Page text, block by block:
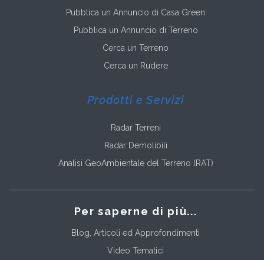
Pubblica un Annuncio di Casa Green
Pubblica un Annuncio di Terreno
Cerca un Terreno
Cerca un Rudere
Prodotti e Servizi
Radar Terreni
Radar Demolibili
Analisi GeoAmbientale del Terreno (RAT)
Per saperne di più...
Blog, Articoli ed Approfondimenti
Video Tematici